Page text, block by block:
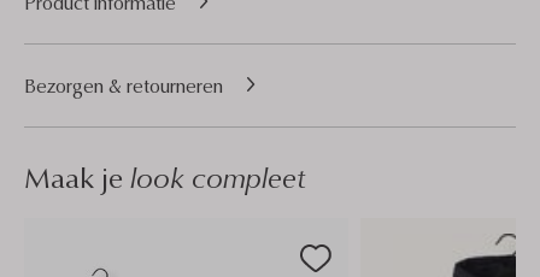
Bezorgen & retourneren
Maak je look compleet